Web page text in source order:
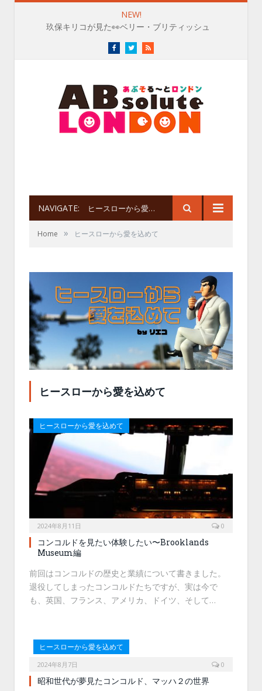
NEW!
玖保キリコが見た👀ベリー・ブリティッシュ
FacebookTwitterRSS
NAVIGATE: ヒースローから愛を込めて
Home » ヒースローから愛を込めて
ヒースローから愛を込めて
ヒースローから愛を込めて
2024年8月11日 0
コンコルドを見たい体験したい〜Brooklands
Museum編
前回はコンコルドの歴史と業績について書きました。
退役してしまったコンコルドたちですが、実は今で
も、英国、フランス、アメリカ、ドイツ、そして…
ヒースローから愛を込めて
2024年8月7日 0
昭和世代が夢見たコンコルド、マッハ２の世界